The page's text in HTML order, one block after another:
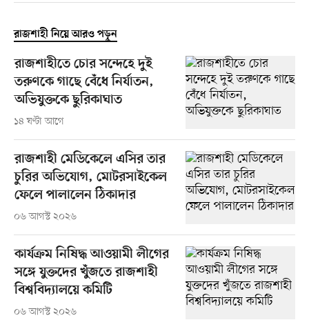
রাজশাহী নিয়ে আরও পড়ুন
রাজশাহীতে চোর সন্দেহে দুই
তরুণকে গাছে বেঁধে নির্যাতন,
অভিযুক্তকে ছুরিকাঘাত
১৪ ঘণ্টা আগে
রাজশাহী মেডিকেলে এসির তার
চুরির অভিযোগ, মোটরসাইকেল
ফেলে পালালেন ঠিকাদার
০৬ আগস্ট ২০২৬
কার্যক্রম নিষিদ্ধ আওয়ামী লীগের
সঙ্গে যুক্তদের খুঁজতে রাজশাহী
বিশ্ববিদ্যালয়ে কমিটি
০৬ আগস্ট ২০২৬